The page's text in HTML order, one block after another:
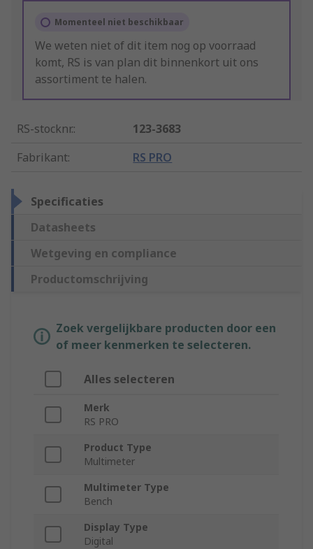
Momenteel niet beschikbaar
We weten niet of dit item nog op voorraad
komt, RS is van plan dit binnenkort uit ons
assortiment te halen.
RS-stocknr.:
123-3683
Fabrikant: RS PRO
Specificaties
Datasheets
Wetgeving en compliance
Productomschrijving
Zoek vergelijkbare producten door een
of meer kenmerken te selecteren.
Alles selecteren
Merk
RS PRO
Product Type
Multimeter
Multimeter Type
Bench
Display Type
Digital